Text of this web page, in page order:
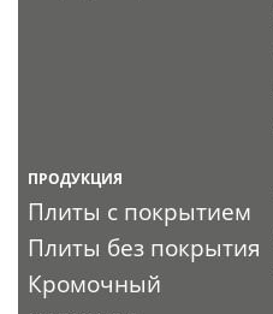
ПРОДУКЦИЯ
Плиты с покрытием
Плиты без покрытия
Кромочный